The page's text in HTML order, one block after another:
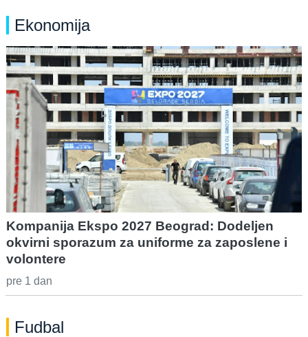
Ekonomija
Kompanija Ekspo 2027 Beograd: Dodeljen
okvirni sporazum za uniforme za zaposlene i
volontere
pre 1 dan
Fudbal